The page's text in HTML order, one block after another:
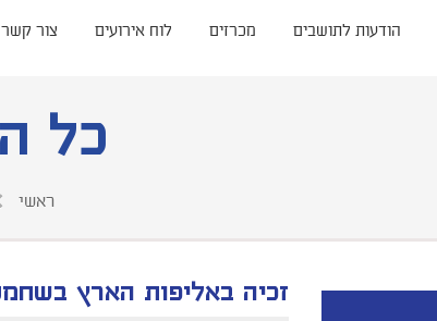
הודעות לתושבים מכרזים לוח אירועים צור קשר
כל
ראשי
זכיה באליפות הארץ